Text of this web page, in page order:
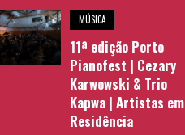
MÚSICA
11ª edição Porto
Pianofest | Cezary
Karwowski & Trio
Kapwa | Artistas em
Residência